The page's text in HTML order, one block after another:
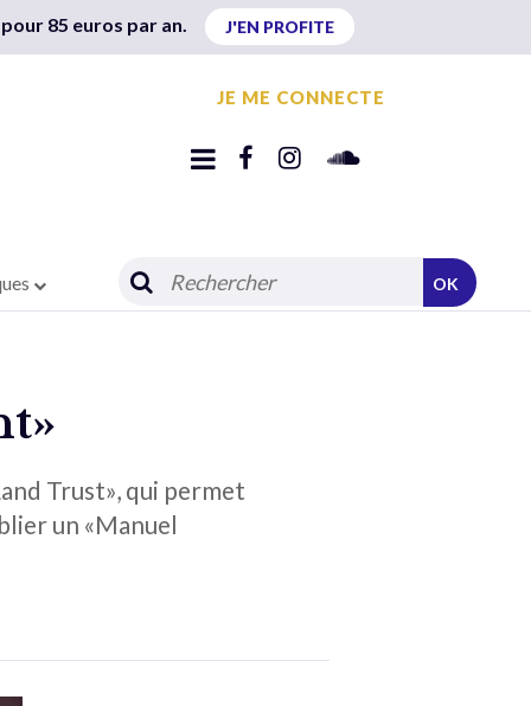
85 euros par an. J'EN PROFITE
JE ME CONNECTE
OK
Trust», qui permet
un «Manuel